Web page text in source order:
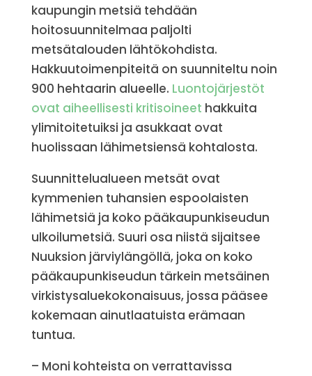
kaupungin metsiä tehdään
hoitosuunnitelmaa paljolti
metsätalouden lähtökohdista.
Hakkuutoimenpiteitä on suunniteltu noin
900 hehtaarin alueelle. Luontojärjestöt
ovat aiheellisesti kritisoineet hakkuita
ylimitoitetuiksi ja asukkaat ovat
huolissaan lähimetsiensä kohtalosta.
Suunnittelualueen metsät ovat
kymmenien tuhansien espoolaisten
lähimetsiä ja koko pääkaupunkiseudun
ulkoilumetsiä. Suuri osa niistä sijaitsee
Nuuksion järviylängöllä, joka on koko
pääkaupunkiseudun tärkein metsäinen
virkistysaluekokonaisuus, jossa pääsee
kokemaan ainutlaatuista erämaan
tuntua.
– Moni kohteista on verrattavissa